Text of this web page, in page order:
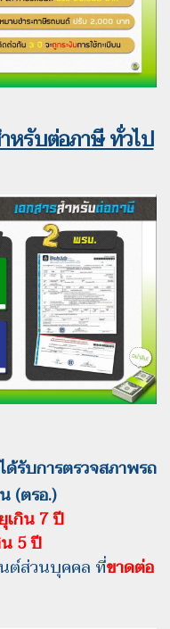
หรับต่อภาษี ทั่วไป
รับการตรวจสภาพรถ
(ตรอ.)
เกิน 7 ปี
5 ปี
ต์ส่วนบุคคล ที่ขาดต่อ